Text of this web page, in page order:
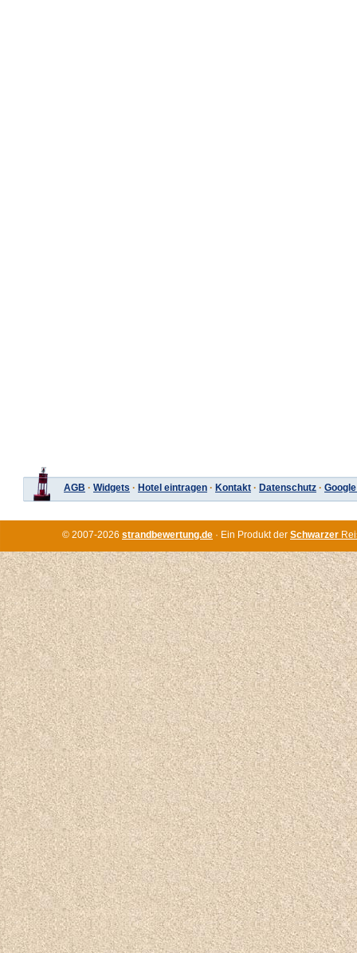
AGB · Widgets · Hotel eintragen · Kontakt · Datenschutz ·
© 2007-2026 strandbewertung.de · Ein Produkt der Schwarzer